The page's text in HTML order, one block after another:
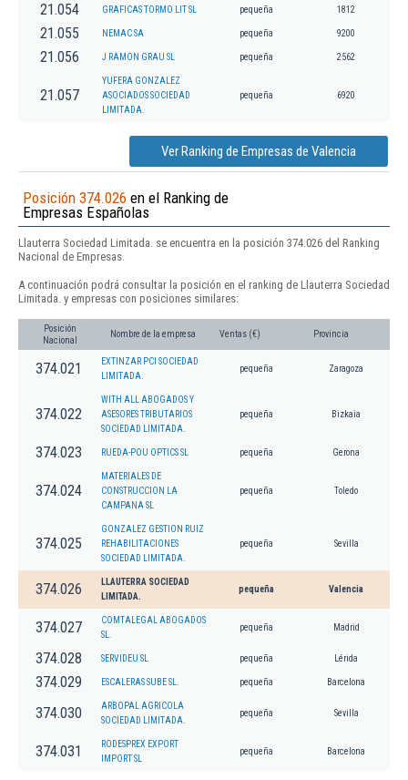
21.054 GRAFICAS TORMO LIT SL pequeña 1812
21.055 NEMAC SA pequeña 9200
21.056 J RAMON GRAU SL pequeña 2562
21.057
YUFERA GONZALEZ
ASOCIADOS SOCIEDAD
LIMITADA.
pequeña 6920
Ver Ranking de Empresas de Valencia
Posición 374.026 en el Ranking de
Empresas Españolas
Llauterra Sociedad Limitada. se encuentra en la posición 374.026 del Ranking
Nacional de Empresas.
A continuación podrá consultar la posición en el ranking de Llauterra Sociedad
Limitada. y empresas con posiciones similares:
Posición
Nacional
Nombre de la empresa Ventas (€) Provincia
374.021
EXTINZAR PCI SOCIEDAD
LIMITADA.
pequeña Zaragoza
374.022
WITH ALL ABOGADOS Y
ASESORES TRIBUTARIOS
SOCIEDAD LIMITADA.
pequeña Bizkaia
374.023 RUEDA-POU OPTICS SL pequeña Gerona
374.024
MATERIALES DE
CONSTRUCCION LA
CAMPANA SL
pequeña Toledo
374.025
GONZALEZ GESTION RUIZ
REHABILITACIONES
SOCIEDAD LIMITADA.
pequeña Sevilla
374.026
LLAUTERRA SOCIEDAD
LIMITADA.
pequeña Valencia
374.027
COMTALEGAL ABOGADOS
SL.
pequeña Madrid
374.028 SERVIDEU SL pequeña Lérida
374.029 ESCALERAS SUBE SL. pequeña Barcelona
374.030
ARBOPAL AGRICOLA
SOCIEDAD LIMITADA.
pequeña Sevilla
374.031
RODESPREX EXPORT
IMPORT SL
pequeña Barcelona